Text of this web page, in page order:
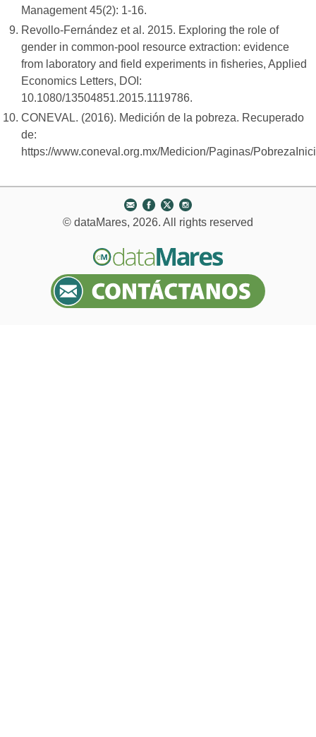
Management 45(2): 1-16.
Revollo-Fernández et al. 2015. Exploring the role of
gender in common-pool resource extraction: evidence
from laboratory and field experiments in fisheries, Applied
Economics Letters, DOI:
10.1080/13504851.2015.1119786.
CONEVAL. (2016). Medición de la pobreza. Recuperado
de:
https://www.coneval.org.mx/Medicion/Paginas/
© dataMares, 2026. All rights reserved